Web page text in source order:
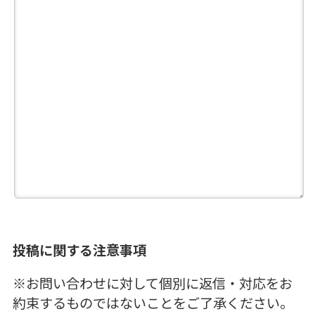
投稿に関する注意事項
※お問い合わせに対して個別に返信・対応をお
約束するものではないことをご了承ください。